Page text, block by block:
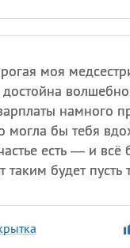
моя
намного
могла бы тебя
есть — и
таким будет пусть